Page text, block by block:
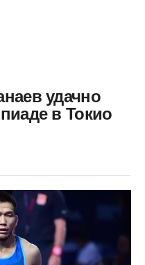
удачно
в Токио